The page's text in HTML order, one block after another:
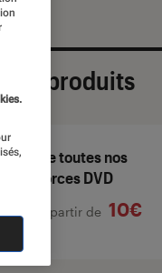
de produits
De toutes nos
forces DVD
À partir de 10€